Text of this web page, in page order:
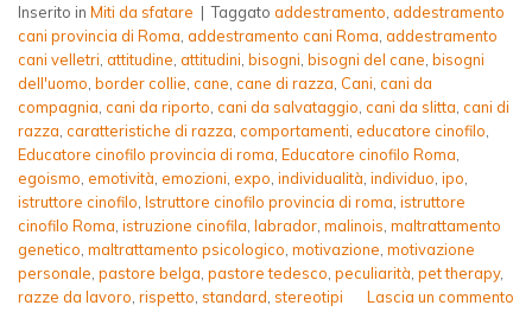
Inserito in Miti da sfatare | Taggato addestramento addestramento
cani provincia di Roma addestramento cani Roma addestramento
cani velletri attitudine attitudini bisogni bisogni del cane bisogni
dell'uomo border collie cane cane di razza Cani cani da
compagnia cani da riporto cani da salvataggio cani da slitta cani di
razza caratteristiche di razza comportamenti educatore cinofilo
Educatore cinofilo provincia di roma Educatore cinofilo Roma
egoismo emotività emozioni expo individualità individuo ipo
istruttore cinofilo Istruttore cinofilo provincia di roma istruttore
cinofilo Roma istruzione cinofila labrador malinois maltrattamento
genetico maltrattamento psicologico motivazione motivazione
personale pastore belga pastore tedesco peculiarità pet therapy,
razze da lavoro rispetto standard stereotipi Lascia un commento